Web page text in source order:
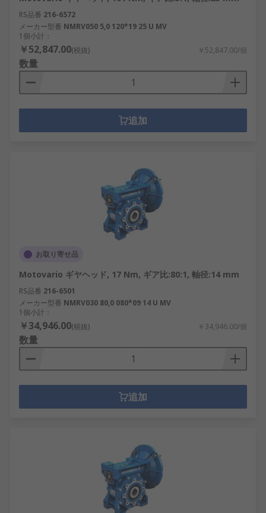
RS品番 216-6572
メーカー型番 NMRV050 5,0 120*19 25 U MV
1個小計：
￥52,847.00(税抜) ￥52,847.00/個
数量
追加
お取り寄せ品
Motovario ギヤヘッド, 17 Nm, ギア比:80:1, 軸径:14 mm
RS品番 216-6501
メーカー型番 NMRV030 80,0 080*09 14 U MV
1個小計：
￥34,946.00(税抜) ￥34,946.00/個
数量
追加